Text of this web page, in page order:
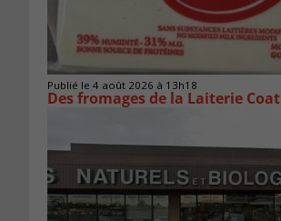
Publié le 4 août 2026 à 13h18
Des fromages de la Laiterie